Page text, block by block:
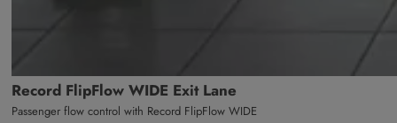
Record FlipFlow WIDE Exit Lane
Passenger flow control with Record FlipFlow WIDE